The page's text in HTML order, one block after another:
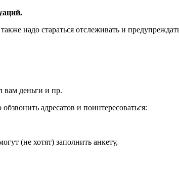
надо стараться отслеживать и
вам деньги и пр.
адресатов и поинтересоваться:
(не хотят) заполнить анкету,